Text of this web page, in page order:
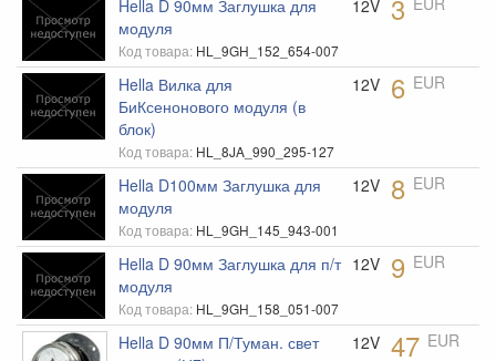
Диски
Доставка запчастей
Защита двигателя Kolchuga
Зеркала
Коллекторы
Комплекты сцепления EXEDY
Кулисы КПП
Накладки багажника RGM
Накладки на зеркала
Hella D 90мм Заглушка для
модуля
Код товара: HL_9GH_152_654-007
12V 3
Hella Вилка для
БиКсенонового модуля (в
блок)
Код товара: HL_8JA_990_295-127
12V 6 EUR
Hella D100мм Заглушка для
модуля
Код товара: HL_9GH_145_943-001
12V 8 EUR
Hella D 90мм Заглушка для п/т
модуля
Код товара: HL_9GH_158_051-007
12V 9 EUR
Hella D 90мм П/Туман. свет
12V 47 EUR